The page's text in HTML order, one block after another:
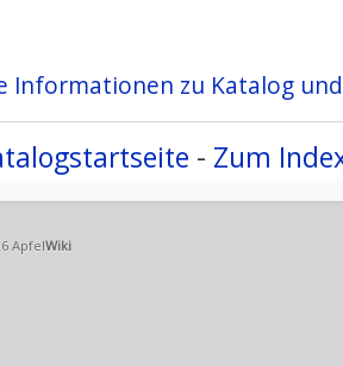
Informationen zu Katalog
- Zum
ApfelWiki